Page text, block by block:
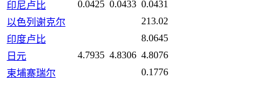
印尼卢比
0.0425 0.0433 0.0431
以色列谢克尔
213.02
印度卢比
8.0645
日元
4.7935 4.8306 4.8076
柬埔寨瑞尔
0.1776